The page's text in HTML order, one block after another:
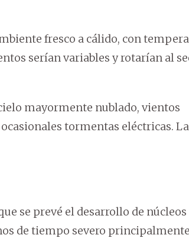
fresco a cálido, con
serían variables y rotarían al
mayormente nublado, vientos
tormentas eléctricas. La
se prevé el desarrollo de núcleos
de tiempo severo